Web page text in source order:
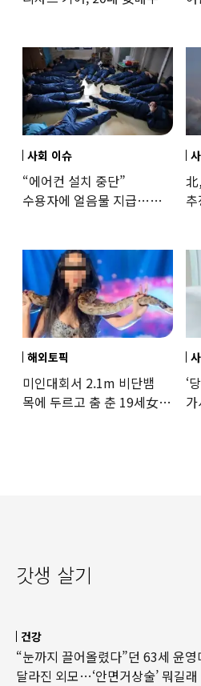
사회 이슈
“에어컨 설치 중단”
수용자에 얼음물 지급…
北
해외토픽
미인대회서 2.1m 비단뱀
목에 두르고 춤 춘 19세女
‘
갓생 살기
건강
“눈까지 끌어올렸다”던 63세 윤영
달라진 외모…‘안면거상술’ 뭐길래